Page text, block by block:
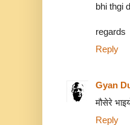
bhi thgi
regards
Reply
Gyan
मौसेरे
Reply